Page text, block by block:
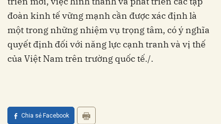
đoàn kinh tế vững mạnh cần được xác định là
một trong những nhiệm vụ trọng tâm, có ý nghĩa
quyết định đối với năng lực cạnh tranh và vị thế
của Việt Nam trên trường quốc tế./.
Chia sẻ Facebook